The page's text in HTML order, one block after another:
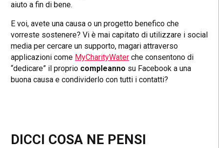
aiuto a fin di bene.
E voi, avete una causa o un progetto benefico che
vorreste sostenere? Vi è mai capitato di utilizzare i social
media per cercare un supporto, magari attraverso
applicazioni come MyCharityWater che consentono di
“dedicare” il proprio compleanno su Facebook a una
buona causa e condividerlo con tutti i contatti?
DICCI COSA NE PENSI